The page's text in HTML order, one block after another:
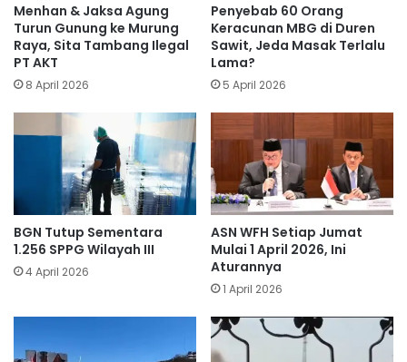
Menhan & Jaksa Agung
Turun Gunung ke Murung
Raya, Sita Tambang Ilegal
PT AKT
8 April 2026
Penyebab 60 Orang
Keracunan MBG di Duren
Sawit, Jeda Masak Terlalu
Lama?
5 April 2026
BGN Tutup Sementara
1.256 SPPG Wilayah III
4 April 2026
ASN WFH Setiap Jumat
Mulai 1 April 2026, Ini
Aturannya
1 April 2026